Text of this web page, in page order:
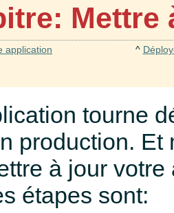
Mettre
application ^
tourne
production. Et
à jour
étapes sont: